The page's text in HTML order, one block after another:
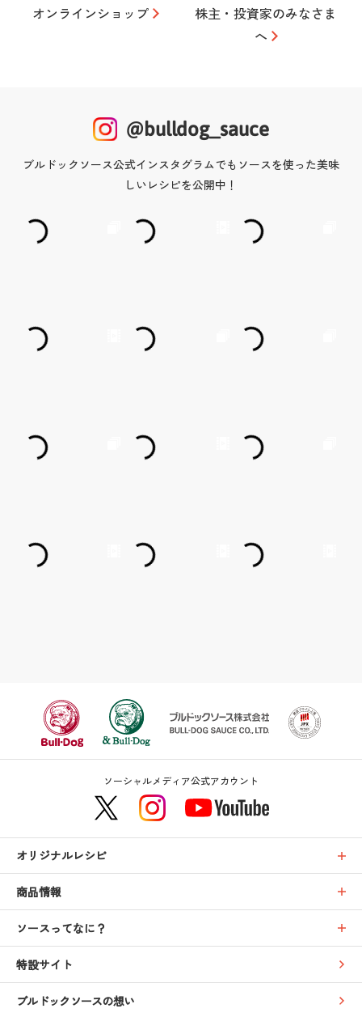
オンラインショップ
株主・投資家のみなさま
へ
@bulldog_sauce
ブルドックソース公式インスタグラムでもソースを使った美味
しいレシピを公開中！
ソーシャルメディア公式アカウント
オリジナルレシピ
商品情報
ソースってなに？
特設サイト
ブルドックソースの想い